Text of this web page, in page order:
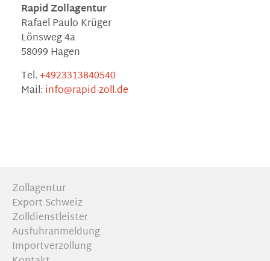
Rapid Zollagentur
Rafael Paulo Krüger
Lönsweg 4a
58099 Hagen
Tel.+4923313840540
Mail: info@rapid-zoll.de
Zollagentur
Export Schweiz
Zolldienstleister
Ausfuhranmeldung
Importverzollung